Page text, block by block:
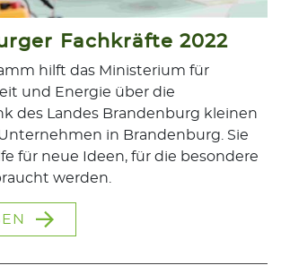
Fachkräfte 2022
hilft das Ministerium für
und Energie über die
des Landes Brandenburg kleinen
in Brandenburg. Sie
für neue Ideen, für die besondere
werden.